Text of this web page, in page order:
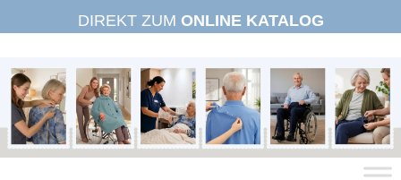
Inhalt
DIREKT ZUM ONLINE KATALOG